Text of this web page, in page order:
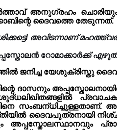
അനുഗ്രഹം
ദൈവത്തെ തേടുന്നത്.
അവിടന്നാണ്
റോമാക്കാർക്ക്
ജനിച്ച യേശുക്രിസ്തു‌
ദാസനും
സംബന്‌ധിച്ചുള്ളതാണ്. അവൻ,
ദൈവപുത്രനായി